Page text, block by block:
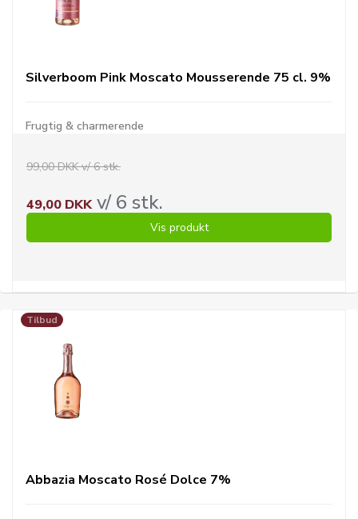
Silverboom Pink Moscato Mousserende 75 cl. 9%
Frugtig & charmerende
99,00 DKK v/ 6 stk.
49,00 DKKv/ 6 stk.
Vis produkt
Tilbud
Abbazia Moscato Rosé Dolce 7%